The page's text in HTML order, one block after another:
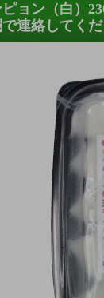
ョン（白）
連絡してくだ